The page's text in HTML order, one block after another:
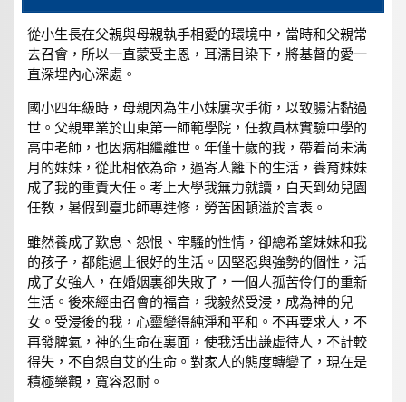
從小生長在父親與母親執手相愛的環境中，當時和父親常
去召會，所以一直蒙受主恩，耳濡目染下，將基督的愛一
直深埋內心深處。
國小四年級時，母親因為生小妹屢次手術，以致腸沾黏過
世。父親畢業於山東第一師範學院，任教員林實驗中學的
高中老師，也因病相繼離世。年僅十歲的我，帶着尚未满
月的妹妹，從此相依為命，過寄人籬下的生活，養育妹妹
成了我的重責大任。考上大學我無力就讀，白天到幼兒園
任教，暑假到臺北師專進修，勞苦困頓溢於言表。
雖然養成了歎息、怨恨、牢騷的性情，卻總希望妹妹和我
的孩子，都能過上很好的生活。因堅忍與強勢的個性，活
成了女強人，在婚姻裏卻失敗了，一個人孤苦伶仃的重新
生活。後來經由召會的福音，我毅然受浸，成為神的兒
女。受浸後的我，心靈變得純淨和平和。不再要求人，不
再發脾氣，神的生命在裏面，使我活出謙虛待人，不計較
得失，不自怨自艾的生命。對家人的態度轉變了，現在是
積極樂觀，寬容忍耐。